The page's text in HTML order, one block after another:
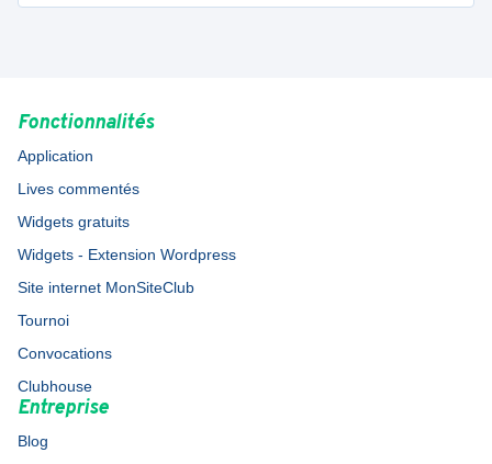
Fonctionnalités
Application
Lives commentés
Widgets gratuits
Widgets - Extension Wordpress
Site internet MonSiteClub
Tournoi
Convocations
Clubhouse
Entreprise
Blog